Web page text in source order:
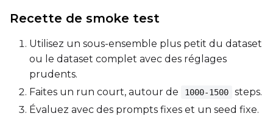
LoRA Scale
Prompt
Recette de smoke test
Utilisez un sous-ensemble plus petit du dataset
ou le dataset complet avec des réglages
prudents.
Faites un run court, autour de
1000-1500
steps.
Évaluez avec des prompts fixes et un seed fixe.